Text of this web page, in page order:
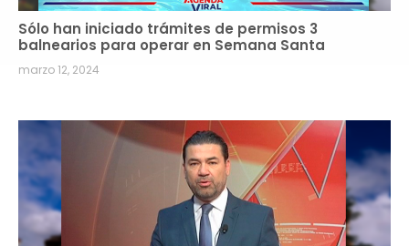
Sólo han iniciado trámites de permisos 3
balnearios para operar en Semana Santa
marzo 12, 2024